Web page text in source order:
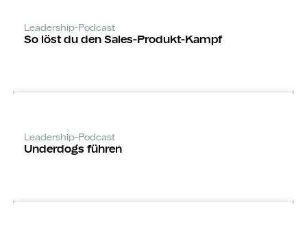
Leadership-Podcast
So löst du den Sales-Produkt-Kampf
Leadership-Podcast
Underdogs führen